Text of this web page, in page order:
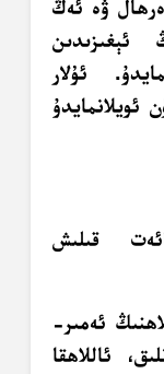
ۋە ئەڭ
ئېغىزىدىن
ئۇلار
ئويلانمايدۇ
قىلىش
ئەمىر-
ئاللاھقا